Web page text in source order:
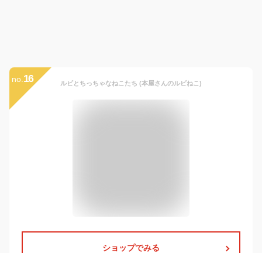
no. 16 ルビとちっちゃなねこたち (本屋さんのルビねこ)
ショップでみる